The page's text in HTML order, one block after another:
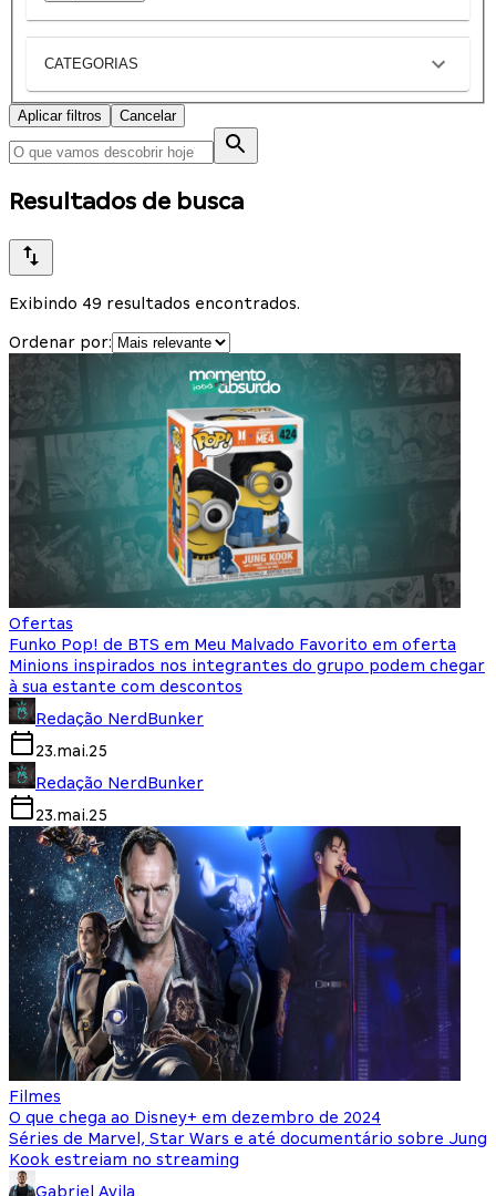
CATEGORIAS
Aplicar filtros Cancelar
Resultados de busca
Exibindo 49 resultados encontrados.
Ordenar por:
Ofertas
Funko Pop! de BTS em Meu Malvado Favorito em oferta
Minions inspirados nos integrantes do grupo podem chegar
à sua estante com descontos
Redação NerdBunker
23.mai.25
Redação NerdBunker
23.mai.25
Filmes
O que chega ao Disney+ em dezembro de 2024
Séries de Marvel, Star Wars e até documentário sobre Jung
Kook estreiam no streaming
Gabriel Avila